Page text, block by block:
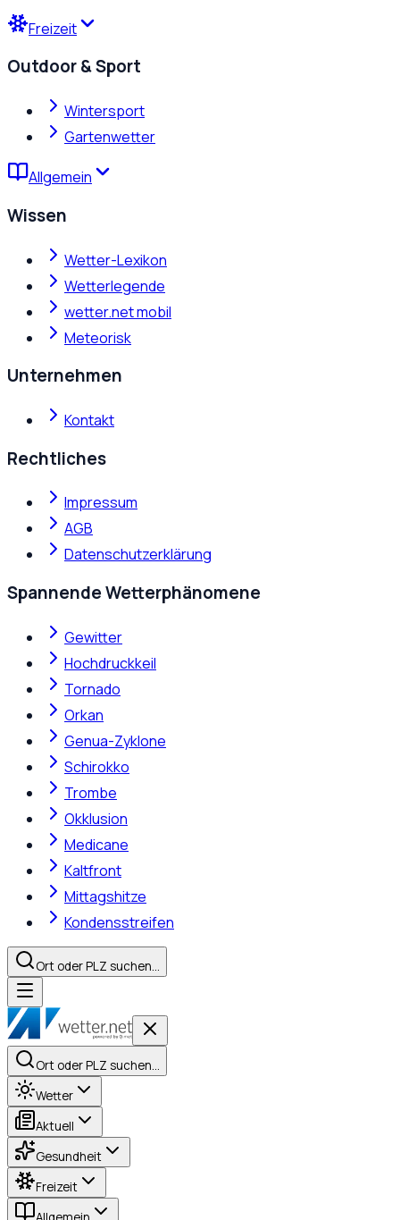
Freizeit
Outdoor & Sport
Wintersport
Gartenwetter
Allgemein
Wissen
Wetter-Lexikon
Wetterlegende
wetter.net mobil
Meteorisk
Unternehmen
Kontakt
Rechtliches
Impressum
AGB
Datenschutzerklärung
Spannende Wetterphänomene
Gewitter
Hochdruckkeil
Tornado
Orkan
Genua-Zyklone
Schirokko
Trombe
Okklusion
Medicane
Kaltfront
Mittagshitze
Kondensstreifen
Ort oder PLZ suchen…
Ort oder PLZ suchen…
Wetter
Aktuell
Gesundheit
Freizeit